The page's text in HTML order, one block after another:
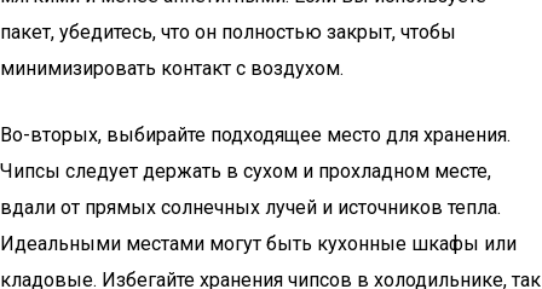
пакет, убедитесь, что он полностью закрыт, чтобы
минимизировать контакт с воздухом.
Во-вторых, выбирайте подходящее место для хранения.
Чипсы следует держать в сухом и прохладном месте,
вдали от прямых солнечных лучей и источников тепла.
Идеальными местами могут быть кухонные шкафы или
кладовые. Избегайте хранения чипсов в холодильнике, так